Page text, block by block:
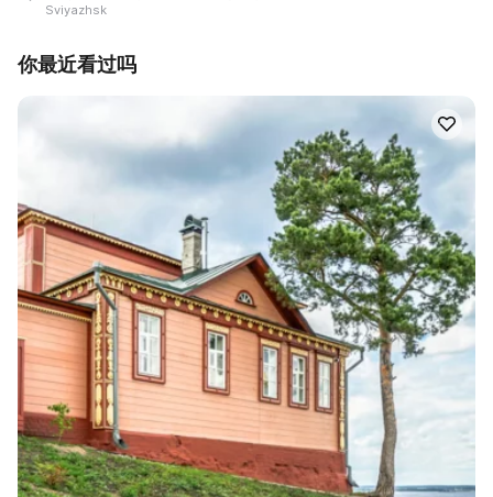
Sviyazhsk
你最近看过吗